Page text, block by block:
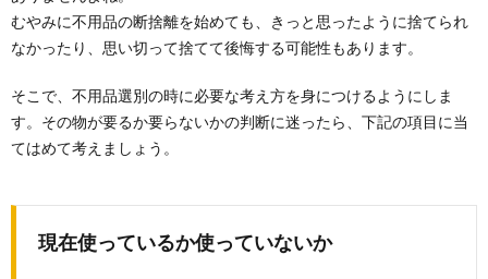
むやみに不用品の断捨離を始めても、きっと思ったように捨てられ
なかったり、思い切って捨てて後悔する可能性もあります。
そこで、不用品選別の時に必要な考え方を身につけるようにしま
す。その物が要るか要らないかの判断に迷ったら、下記の項目に当
てはめて考えましょう。
現在使っているか使っていないか